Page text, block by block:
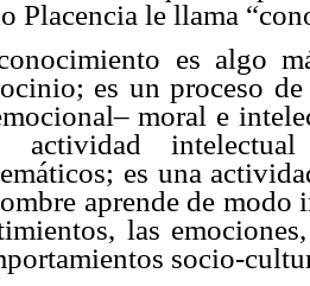
Placencia le llama
es algo
es un proceso
moral e
actividad
es una
aprende de modo
las
socio-